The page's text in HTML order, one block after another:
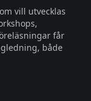
vill utvecklas
får
både